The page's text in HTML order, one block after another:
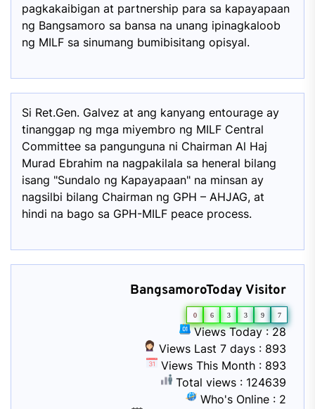
pagkakaibigan at partnership para sa kapayapaan
ng Bangsamoro sa bansa na unang ipinagkaloob
ng MILF sa sinumang bumibisitang opisyal.
Si Ret.Gen. Galvez at ang kanyang entourage ay
tinanggap ng mga miyembro ng MILF Central
Committee sa pangunguna ni Chairman Al Haj
Murad Ebrahim na nagpakilala sa heneral bilang
isang "Sundalo ng Kapayapaan" na minsan ay
nagsilbi bilang Chairman ng GPH – AHJAG, at
hindi na bago sa GPH-MILF peace process.
BangsamoroToday Visitor
0 6 3 3 9 7
Views Today : 28
Views Last 7 days : 893
Views This Month : 893
Total views : 124639
Who's Online : 2